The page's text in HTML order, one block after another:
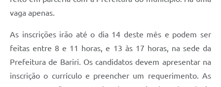
vaga apenas.
As inscrições irão até o dia 14 deste mês e podem ser
feitas entre 8 e 11 horas, e 13 às 17 horas, na sede da
Prefeitura de Bariri. Os candidatos devem apresentar na
inscrição o currículo e preencher um requerimento. As